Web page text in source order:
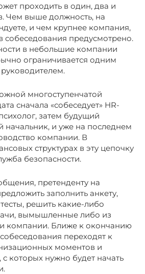
проходить в один, два и
Чем выше должность, на
и чем крупнее компания,
собеседования предусмотрено.
в небольшие компании
ограничивается одним
многоступенчатой
сначала «собеседует» HR-
затем будущий
начальник, и уже на последнем
компании. В
структурах в эту цепочку
безопасности.
претенденту на
заполнить анкету,
решить какие-либо
вымышленные либо из
компании. Ближе к окончанию
переходят к
моментов и
которых нужно будет начать